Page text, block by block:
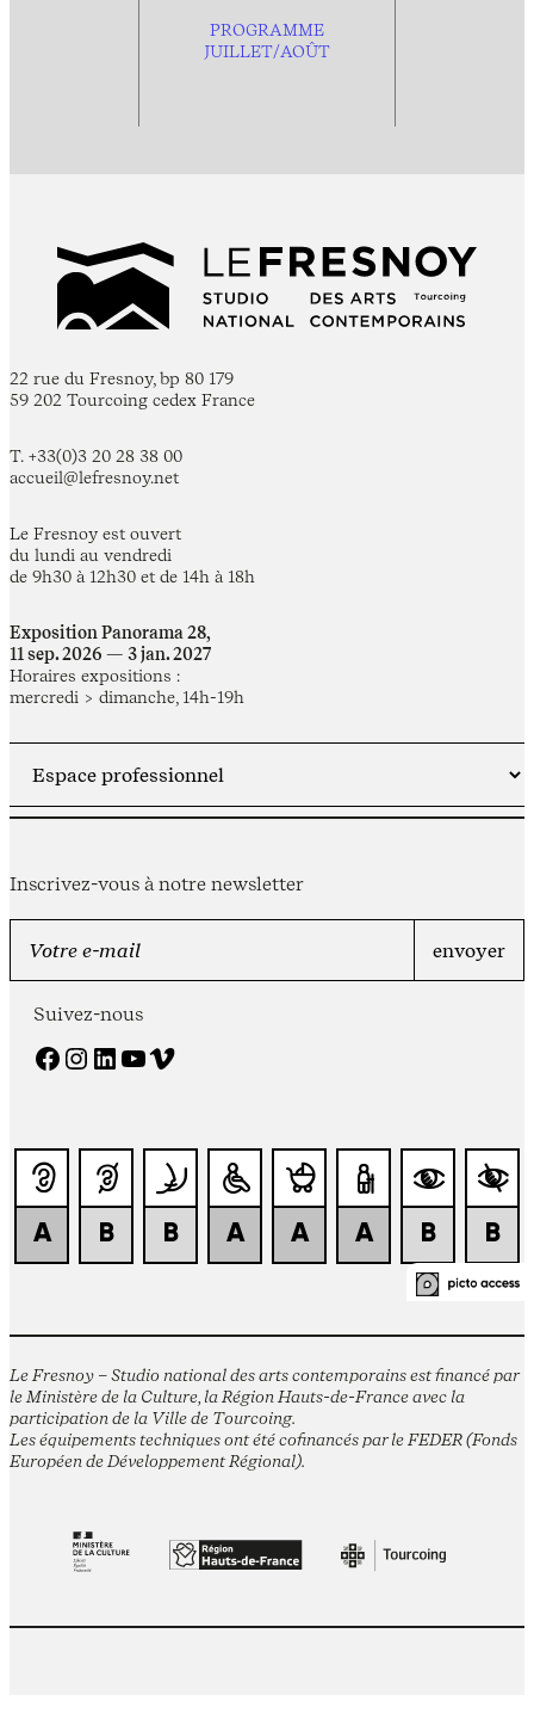
PROGRAMME
JUILLET/AOÛT
22 rue du Fresnoy, bp 80 179
59 202 Tourcoing cedex France
T. +33(0)3 20 28 38 00
accueil@lefresnoy.net
Le Fresnoy est ouvert
du lundi au vendredi
de 9h30 à 12h30 et de 14h à 18h
Exposition Panorama 28,
11 sep. 2026 — 3 jan. 2027
Horaires expositions :
mercredi > dimanche, 14h-19h
Inscrivez-vous à notre newsletter
Suivez-nous
Facebook Instagram LinkedIn YouTube Vimeo
Le Fresnoy – Studio national des arts contemporains est financé par
le Ministère de la Culture, la Région Hauts-de-France avec la
participation de la Ville de Tourcoing.
Les équipements techniques ont été cofinancés par le FEDER (Fonds
Européen de Développement Régional).